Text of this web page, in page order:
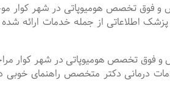
تخصص هومیوپاتی در شهر کوار
پزشک اطلاعاتی از جمله خدمات
فوق تخصص هومیوپاتی در شهر کوار
درمانی دکتر متخصص راهنمای